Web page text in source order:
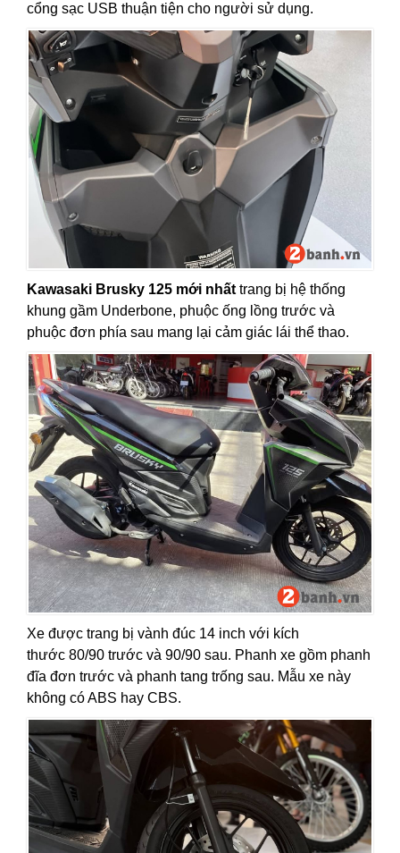
cổng sạc USB thuận tiện cho người sử dụng.
Kawasaki Brusky 125 mới nhất trang bị hệ thống
khung gầm Underbone, phuộc ống lồng trước và
phuộc đơn phía sau mang lại cảm giác lái thể thao.
Xe được trang bị vành đúc 14 inch với kích
thước 80/90 trước và 90/90 sau. Phanh xe gồm phanh
đĩa đơn trước và phanh tang trống sau. Mẫu xe này
không có ABS hay CBS.